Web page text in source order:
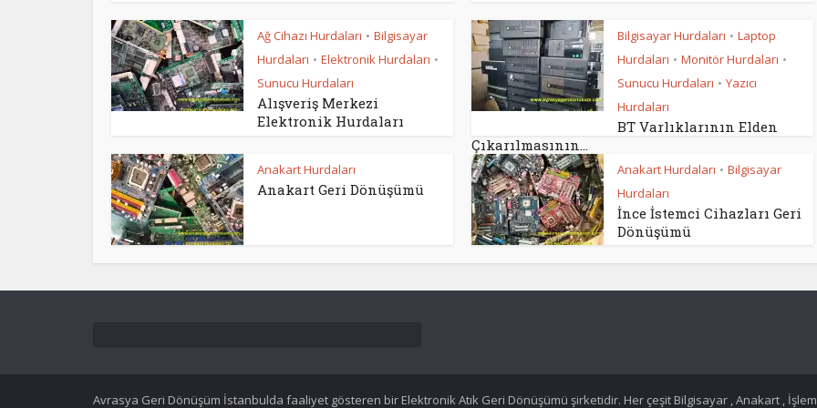
Ağ Cihazı Hurdaları • Bilgisayar
Hurdaları • Elektronik Hurdaları •
Sunucu Hurdaları
Alışveriş Merkezi
Elektronik Hurdaları
Bilgisayar Hurdaları • Laptop
Hurdaları • Monitör Hurdaları •
Sunucu Hurdaları • Yazıcı
Hurdaları
BT Varlıklarının Elden
Çıkarılmasının...
Anakart Hurdaları
Anakart Geri Dönüşümü
Anakart Hurdaları • Bilgisayar
Hurdaları
İnce İstemci Cihazları Geri
Dönüşümü
Avrasya Geri Dönüşüm İstanbulda faaliyet gösteren bir Elektronik Atık Geri Dönüşümü şirketidir. Her çeşit Bilgisayar , Anakart ,